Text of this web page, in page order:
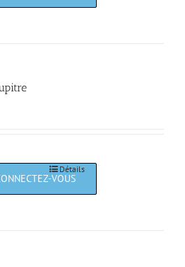
Détails